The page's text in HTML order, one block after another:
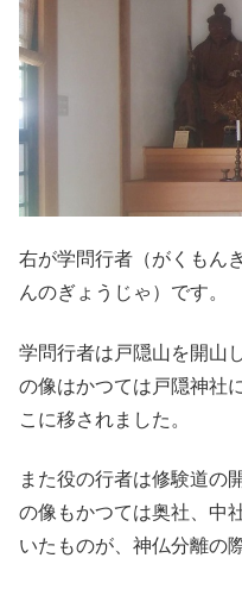
右が学問行者（がくもん
んのぎょうじゃ）です。
学問行者は戸隠山を開山
の像はかつては戸隠神社
こに移されました。
また役の行者は修験道の
の像もかつては奥社、中
いたものが、神仏分離の